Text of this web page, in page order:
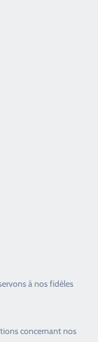
à nos fidèles
concernant nos